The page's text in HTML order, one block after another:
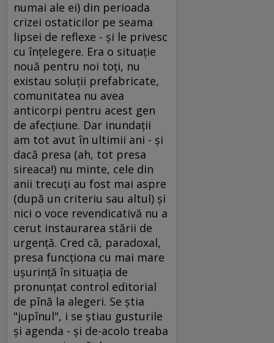
numai ale ei) din perioada
crizei ostaticilor pe seama
lipsei de reflexe - şi le privesc
cu înţelegere. Era o situaţie
nouă pentru noi toţi, nu
existau soluţii prefabricate,
comunitatea nu avea
anticorpi pentru acest gen
de afecţiune. Dar inundaţii
am tot avut în ultimii ani - şi
dacă presa (ah, tot presa
sireaca!) nu minte, cele din
anii trecuţi au fost mai aspre
(după un criteriu sau altul) şi
nici o voce revendicativă nu a
cerut instaurarea stării de
urgenţă. Cred că, paradoxal,
presa funcţiona cu mai mare
uşurinţă în situaţia de
pronunţat control editorial
de pînă la alegeri. Se ştia
"jupînul", i se ştiau gusturile
şi agenda - şi de-acolo treaba